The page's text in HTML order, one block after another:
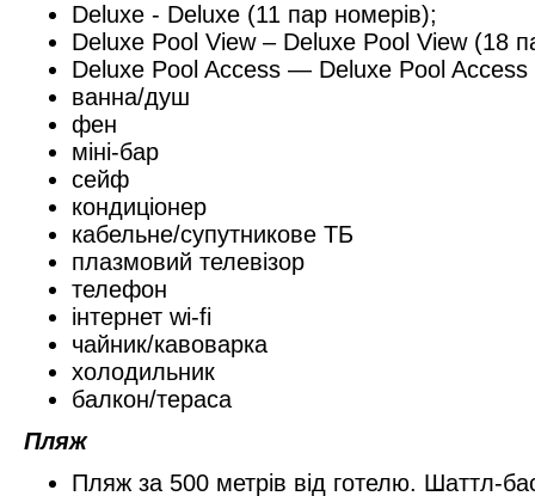
Deluxe - Deluxe (11 пар номерів);
Deluxe Pool View – Deluxe Pool View (18
Deluxe Pool Access — Deluxe Pool Access
ванна/душ
фен
міні-бар
сейф
кондиціонер
кабельне/супутникове ТБ
плазмовий телевізор
телефон
інтернет wi-fi
чайник/кавоварка
холодильник
балкон/тераса
Пляж
Пляж за 500 метрів від готелю. Шаттл-